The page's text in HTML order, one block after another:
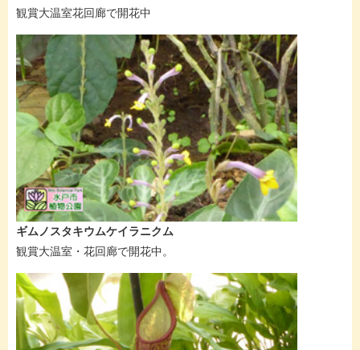
観賞大温室花回廊で開花中
ギムノスタキウムケイラニクム
観賞大温室・花回廊で開花中。